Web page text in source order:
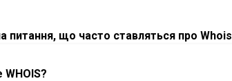
питання, що часто ставляться про Whois